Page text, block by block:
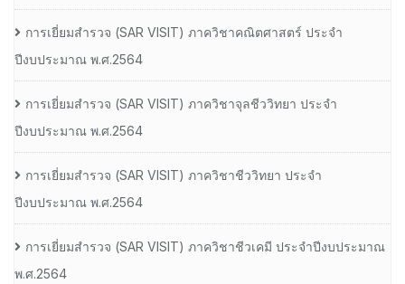
การเยี่ยมสํารวจ (SAR VISIT) ภาควิชาคณิตศาสตร์ ประจํา
ปีงบประมาณ พ.ศ.2564
การเยี่ยมสํารวจ (SAR VISIT) ภาควิชาจุลชีววิทยา ประจํา
ปีงบประมาณ พ.ศ.2564
การเยี่ยมสํารวจ (SAR VISIT) ภาควิชาชีววิทยา ประจํา
ปีงบประมาณ พ.ศ.2564
การเยี่ยมสํารวจ (SAR VISIT) ภาควิชาชีวเคมี ประจําปีงบประมาณ
พ.ศ.2564